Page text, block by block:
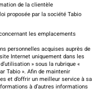
de la clientèle
proposée par la société Tabio
les emplacements
personnelles acquises auprès de
Internet uniquement dans les
» sous la rubrique «
Tabio ». Afin de maintenir
et d’offrir un meilleur service à sa
à d’autres informations